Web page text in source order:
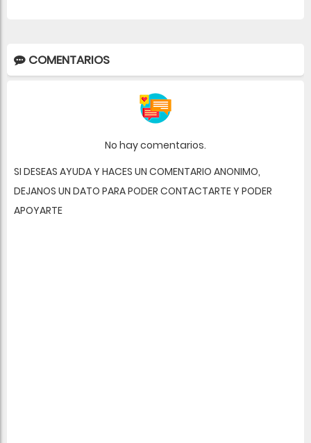
COMENTARIOS
No hay comentarios.
SI DESEAS AYUDA Y HACES UN COMENTARIO ANONIMO,
DEJANOS UN DATO PARA PODER CONTACTARTE Y PODER
APOYARTE